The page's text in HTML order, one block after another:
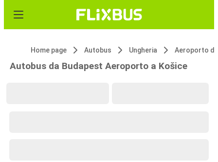
Home page Autobus Ungheria Aeroporto di
Autobus da Budapest Aeroporto a Košice